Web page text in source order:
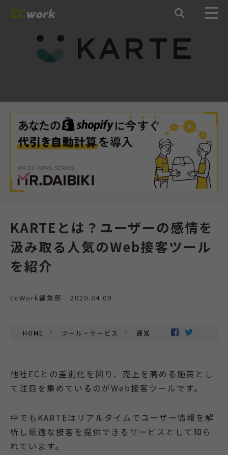

KARTEとは？ユーザーの感情を
汲み取る人気のWeb接客ツール
を紹介
EcWork編集部 2020.04.09
HOME ツール・サービス 運営支援
他社ECとの差別化を図り、売上を高める施策とし
て注目を集めているのがWeb接客ツールです。
中でもKARTEはリアルタイムでユーザー情報を解
析し最適な接客を提供できるサービスとして知ら
れています。